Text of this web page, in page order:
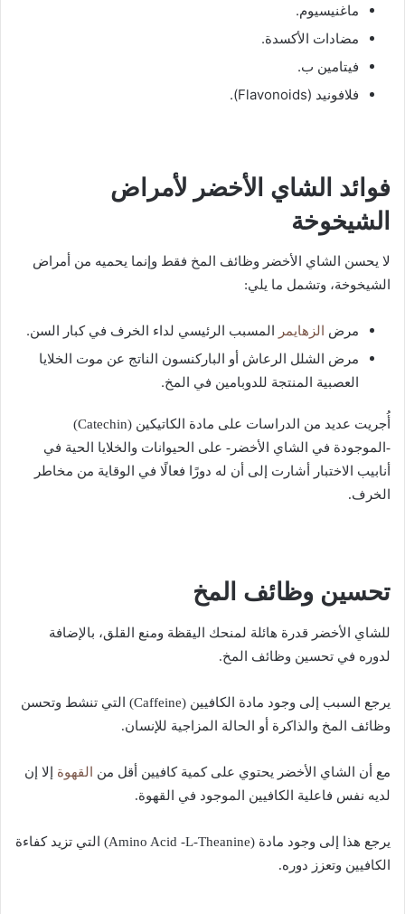
ماغنيسيوم.
مضادات الأكسدة.
فيتامين ب.
فلافونيد (Flavonoids).
فوائد الشاي الأخضر لأمراض
الشيخوخة
لا يحسن الشاي الأخضر وظائف المخ فقط وإنما يحميه من أمراض
الشيخوخة، وتشمل ما يلي:
مرض الزهايمر المسبب الرئيسي لداء الخرف في كبار السن.
مرض الشلل الرعاش أو الباركنسون الناتج عن موت الخلايا
العصبية المنتجة للدوبامين في المخ.
أُجريت عديد من الدراسات على مادة الكاتيكين (Catechin)
-الموجودة في الشاي الأخضر- على الحيوانات والخلايا الحية في
أنابيب الاختبار أشارت إلى أن له دورًا فعالًا في الوقاية من مخاطر
الخرف.
تحسين وظائف المخ
للشاي الأخضر قدرة هائلة لمنحك اليقظة ومنع القلق، بالإضافة
لدوره في تحسين وظائف المخ.
يرجع السبب إلى وجود مادة الكافيين (Caffeine) التي تنشط وتحسن
وظائف المخ والذاكرة أو الحالة المزاجية للإنسان.
مع أن الشاي الأخضر يحتوي على كمية كافيين أقل من القهوة إلا إن
لديه نفس فاعلية الكافيين الموجود في القهوة.
يرجع هذا إلى وجود مادة (Amino Acid -L-Theanine) التي تزيد كفاءة
الكافيين وتعزز دوره.